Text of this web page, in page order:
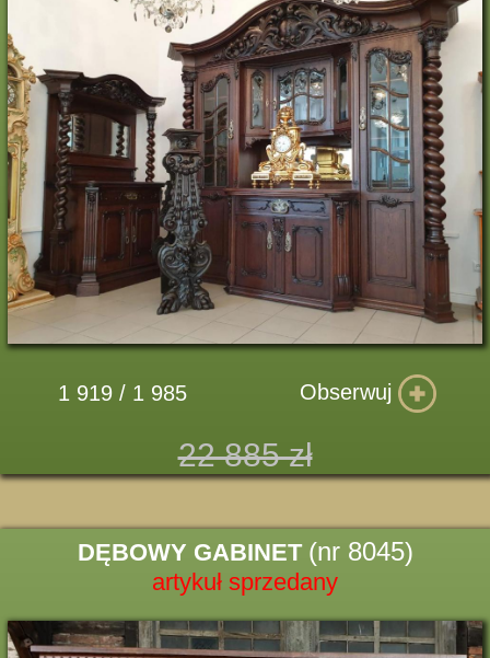
1 919 / 1 985 Obserwuj
22 885 zł
DĘBOWY GABINET (nr 8045)
artykuł sprzedany